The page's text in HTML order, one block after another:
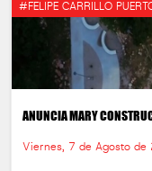
#FELIPE CARRILLO
ANUNCIA MARY
Viernes, 7 de Agosto de